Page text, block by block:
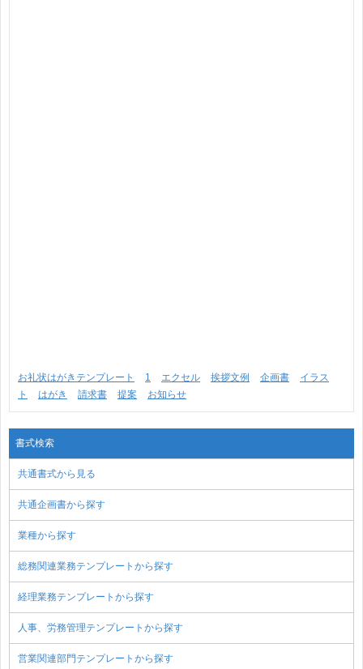
お礼状はがきテンプレート 1 エクセル 挨拶文例 企画書
イラス
ト
はがき 請求書 提案 お知らせ
書式検索
共通書式から見る
共通企画書から探す
業種から探す
総務関連業務テンプレートから探す
経理業務テンプレートから探す
人事、労務管理テンプレートから探す
営業関連部門テンプレートから探す